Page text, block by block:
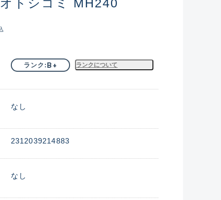
トシコミ MH240
ランク B+ ランクについて
なし
2312039214883
なし